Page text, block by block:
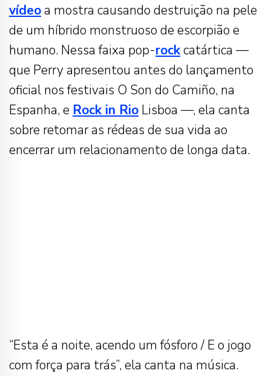
vídeoa mostra causando destruição na pele
de um híbrido monstruoso de escorpião e
humano. Nessa faixa pop-rockcatártica —
que Perry apresentou antes do lançamento
oficial nos festivais O Son do Camiño, na
Espanha, e Rock in Rio Lisboa —, ela canta
sobre retomar as rédeas de sua vida ao
encerrar um relacionamento de longa data.
“Esta é a noite, acendo um fósforo / E o jogo
com força para trás”, ela canta na música.